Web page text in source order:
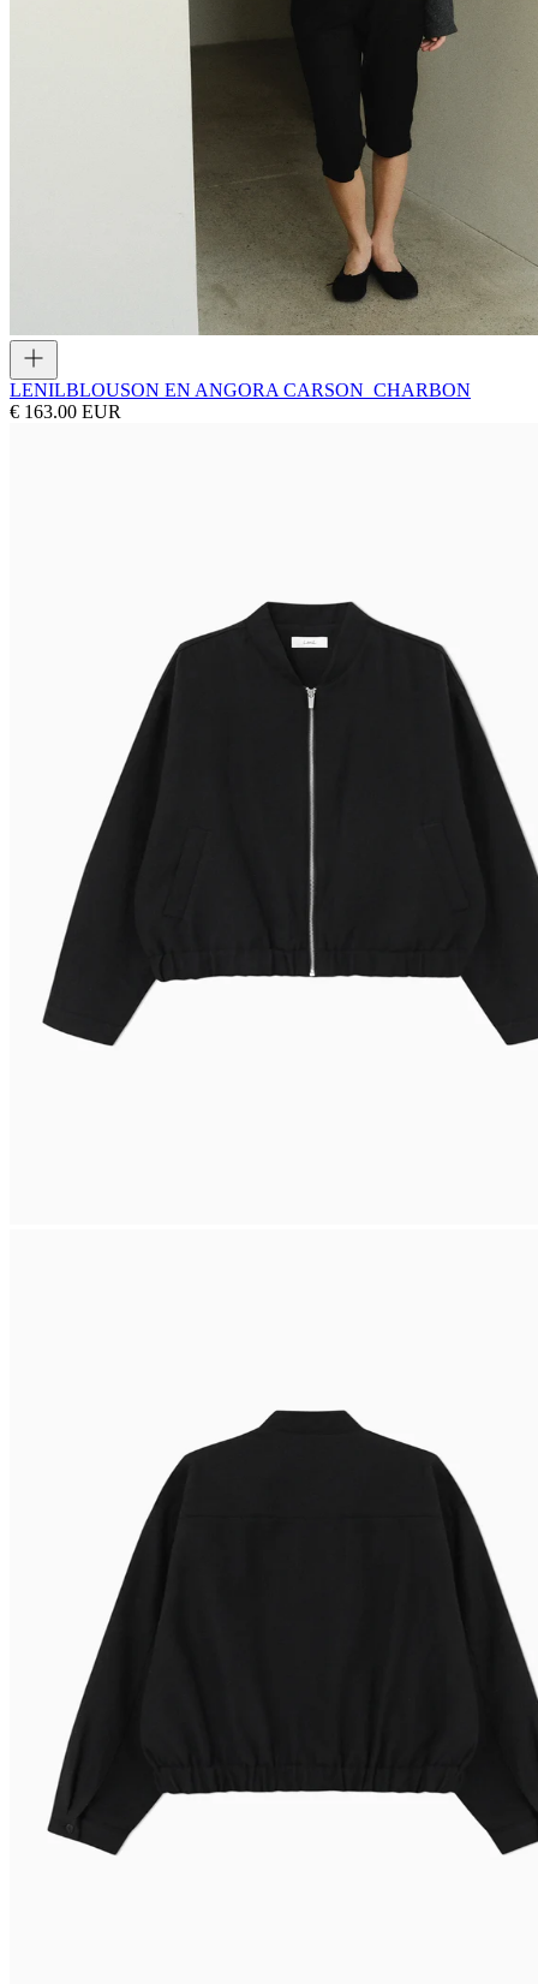
LENILBLOUSON EN ANGORA CARSON_CHARBON
€ 163.00 EUR